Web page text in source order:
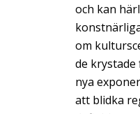
och kan
om
de
nya
att blidka